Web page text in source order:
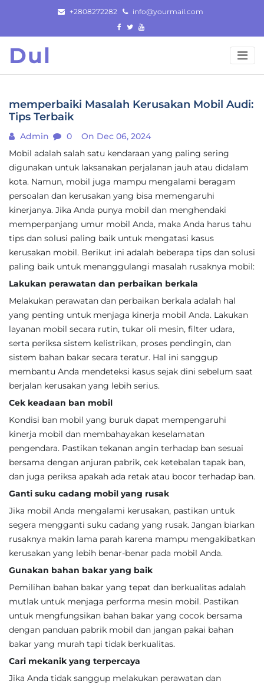
content
+2808272282 info@yourmail.com
Dul
memperbaiki Masalah Kerusakan Mobil Audi:
Tips Terbaik
Admin 0
On Dec 06, 2024
Mobil adalah salah satu kendaraan yang paling sering
digunakan untuk laksanakan perjalanan jauh atau didalam
kota. Namun, mobil juga mampu mengalami beragam
persoalan dan kerusakan yang bisa memengaruhi
kinerjanya. Jika Anda punya mobil dan menghendaki
memperpanjang umur mobil Anda, maka Anda harus tahu
tips dan solusi paling baik untuk mengatasi kasus
kerusakan mobil. Berikut ini adalah beberapa tips dan solusi
paling baik untuk menanggulangi masalah rusaknya mobil:
Lakukan perawatan dan perbaikan berkala
Melakukan perawatan dan perbaikan berkala adalah hal
yang penting untuk menjaga kinerja mobil Anda. Lakukan
layanan mobil secara rutin, tukar oli mesin, filter udara,
serta periksa sistem kelistrikan, proses pendingin, dan
sistem bahan bakar secara teratur. Hal ini sanggup
membantu Anda mendeteksi kasus sejak dini sebelum saat
berjalan kerusakan yang lebih serius.
Cek keadaan ban mobil
Kondisi ban mobil yang buruk dapat mempengaruhi
kinerja mobil dan membahayakan keselamatan
pengendara. Pastikan tekanan angin terhadap ban sesuai
bersama dengan anjuran pabrik, cek ketebalan tapak ban,
dan juga periksa apakah ada retak atau bocor terhadap ban.
Ganti suku cadang mobil yang rusak
Jika mobil Anda mengalami kerusakan, pastikan untuk
segera mengganti suku cadang yang rusak. Jangan biarkan
rusaknya makin lama parah karena mampu mengakibatkan
kerusakan yang lebih benar-benar pada mobil Anda.
Gunakan bahan bakar yang baik
Pemilihan bahan bakar yang tepat dan berkualitas adalah
mutlak untuk menjaga performa mesin mobil. Pastikan
untuk mengfungsikan bahan bakar yang cocok bersama
dengan panduan pabrik mobil dan jangan pakai bahan
bakar yang murah tapi tidak berkualitas.
Cari mekanik yang terpercaya
Jika Anda tidak sanggup melakukan perawatan dan